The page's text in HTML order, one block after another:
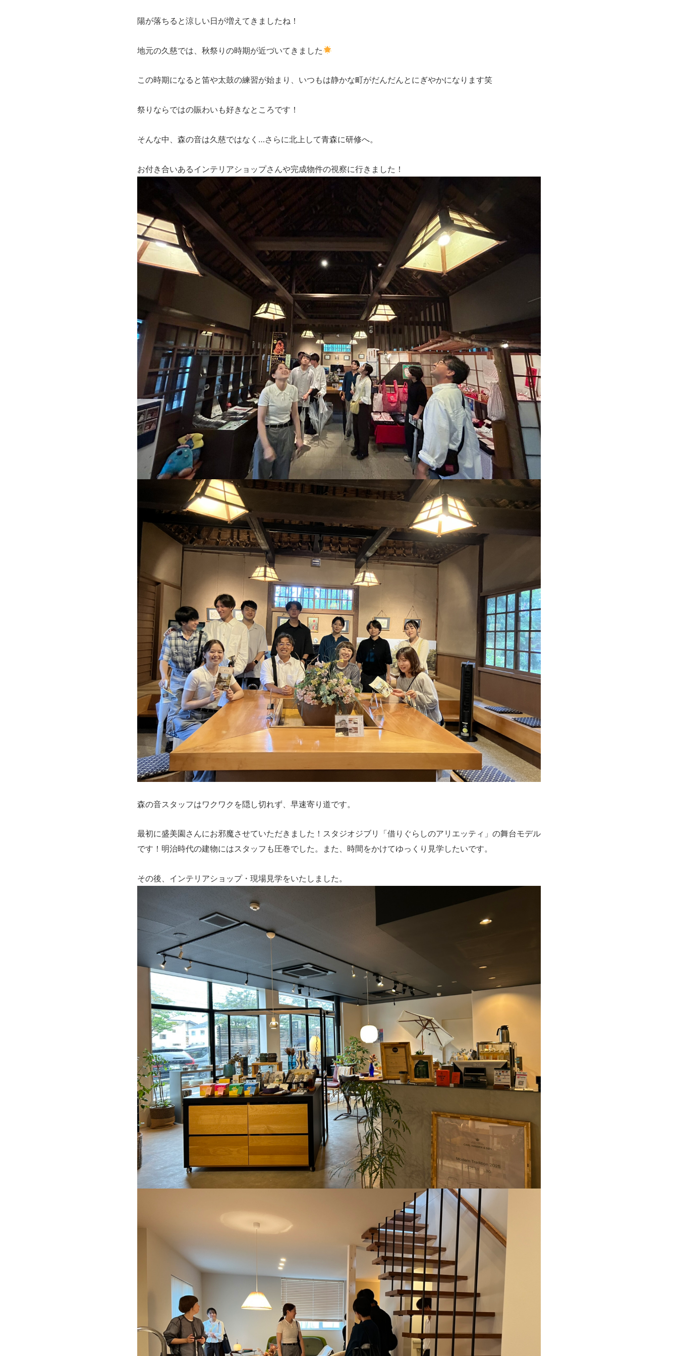
陽が落ちると涼しい日が増えてきましたね！
地元の久慈では、秋祭りの時期が近づいてきました
この時期になると笛や太鼓の練習が始まり、いつもは静かな町がだんだんとにぎやかになります笑
祭りならではの賑わいも好きなところです！
そんな中、森の音は久慈ではなく…さらに北上して青森に研修へ。
お付き合いあるインテリアショップさんや完成物件の視察に行きました！
森の音スタッフはワクワクを隠し切れず、早速寄り道です。
最初に盛美園さんにお邪魔させていただきました！スタジオジブリ「借りぐらしのアリエッティ」の舞台モデル
です！明治時代の建物にはスタッフも圧巻でした。また、時間をかけてゆっくり見学したいです。
その後、インテリアショップ・現場見学をいたしました。